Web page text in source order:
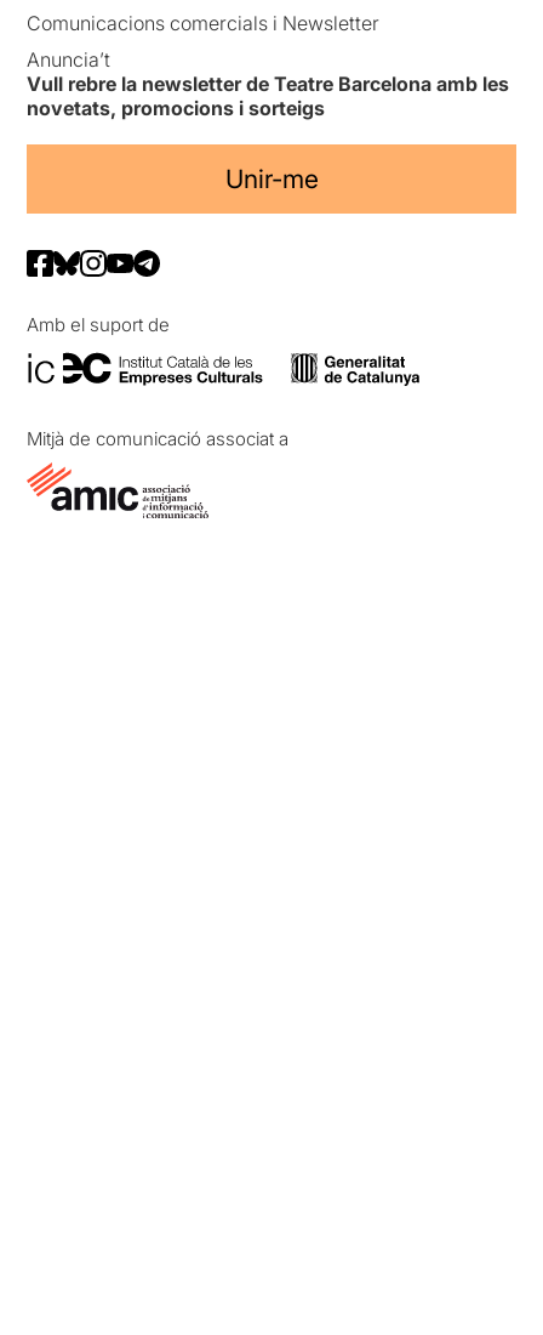
Comunicacions comercials i Newsletter
Anuncia’t
Vull rebre la newsletter de Teatre Barcelona amb les
novetats, promocions i sorteigs
Unir-me
Amb el suport de
Mitjà de comunicació associat a